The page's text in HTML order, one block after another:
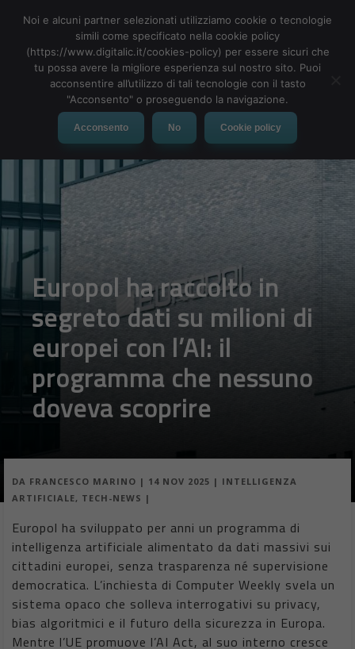
MENU
Europol ha raccolto in
segreto dati su milioni di
europei con l’AI: il
programma che nessuno
doveva scoprire
DA FRANCESCO MARINO | 14 NOV 2025 | INTELLIGENZA
ARTIFICIALE, TECH-NEWS |
Europol ha sviluppato per anni un programma di
intelligenza artificiale alimentato da dati massivi sui
cittadini europei, senza trasparenza né supervisione
democratica. L’inchiesta di Computer Weekly svela un
sistema opaco che solleva interrogativi su privacy,
bias algoritmici e il futuro della sicurezza in Europa.
Mentre l’UE promuove l’AI Act, al suo interno cresce
Noi e alcuni partner selezionati utilizziamo cookie o tecnologie
simili come specificato nella cookie policy
(https://www.digitalic.it/cookies-policy) per essere sicuri che
tu possa avere la migliore esperienza sul nostro sito. Puoi
acconsentire all’utilizzo di tali tecnologie con il tasto
"Acconsento" o proseguendo la navigazione.
Acconsento No Cookie policy